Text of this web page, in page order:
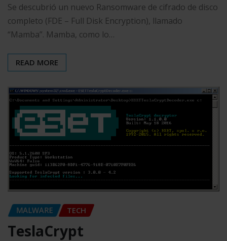
Se descubrió un nuevo Ransomware de cifrado de disco
completo (FDE – Full Disk Encryption), llamado
“Mamba”. Mamba, como lo…
READ MORE
MALWARE TECH
TeslaCrypt